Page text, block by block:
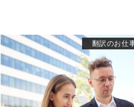
翻訳のお仕